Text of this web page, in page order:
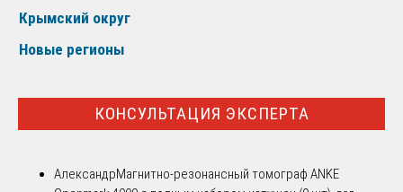
Крымский округ
Новые регионы
КОНСУЛЬТАЦИЯ ЭКСПЕРТА
АлександрМагнитно-резонансный томограф ANKE